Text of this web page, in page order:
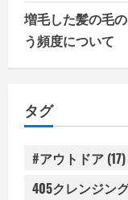
増毛した髪の毛
う頻度について
タグ
#アウトドア (17)
405クレンジン